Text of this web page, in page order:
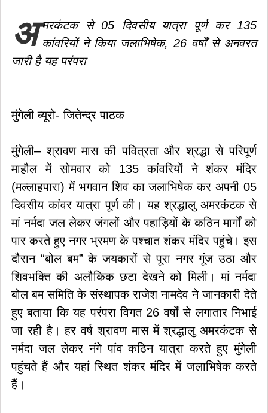
अ मरकंटक से 05 दिवसीय यात्रा पूर्ण कर 135
कांवरियों ने किया जलाभिषेक, 26 वर्षों से अनवरत
जारी है यह परंपरा
मुंगेली ब्यूरो- जितेन्द्र पाठक
मुंगेली– श्रावण मास की पवित्रता और श्रद्धा से परिपूर्ण
माहौल में सोमवार को 135 कांवरियों ने शंकर मंदिर
(मल्लाहपारा) में भगवान शिव का जलाभिषेक कर अपनी 05
दिवसीय कांवर यात्रा पूर्ण की। यह श्रद्धालु अमरकंटक से
मां नर्मदा जल लेकर जंगलों और पहाड़ियों के कठिन मार्गों को
पार करते हुए नगर भ्रमण के पश्चात शंकर मंदिर पहुंचे। इस
दौरान “बोल बम” के जयकारों से पूरा नगर गूंज उठा और
शिवभक्ति की अलौकिक छटा देखने को मिली। मां नर्मदा
बोल बम समिति के संस्थापक राजेश नामदेव ने जानकारी देते
हुए बताया कि यह परंपरा विगत 26 वर्षों से लगातार निभाई
जा रही है। हर वर्ष श्रावण मास में श्रद्धालु अमरकंटक से
नर्मदा जल लेकर नंगे पांव कठिन यात्रा करते हुए मुंगेली
पहुंचते हैं और यहां स्थित शंकर मंदिर में जलाभिषेक करते
हैं।